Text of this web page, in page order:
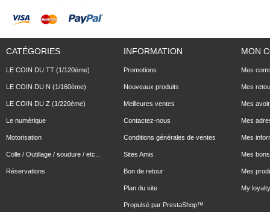
CATÉGORIES
LE COIN DU TT (1/120ème)
LE COIN DU N (1/160ème)
LE COIN DU Z (1/220ème)
Le numérique
Motorisation
Colle / Outillage / soudure / etc...
Réservations
INFORMATION
Promotions
Nouveaux produits
Meilleures ventes
Contactez-nous
Conditions générales de ventes
Sites Amis
Bon de retour
Plan du site
Propulsé par PrestaShop™
MON
Mes
Mes
Mes
Mes
Mes
Mes
Mes
My